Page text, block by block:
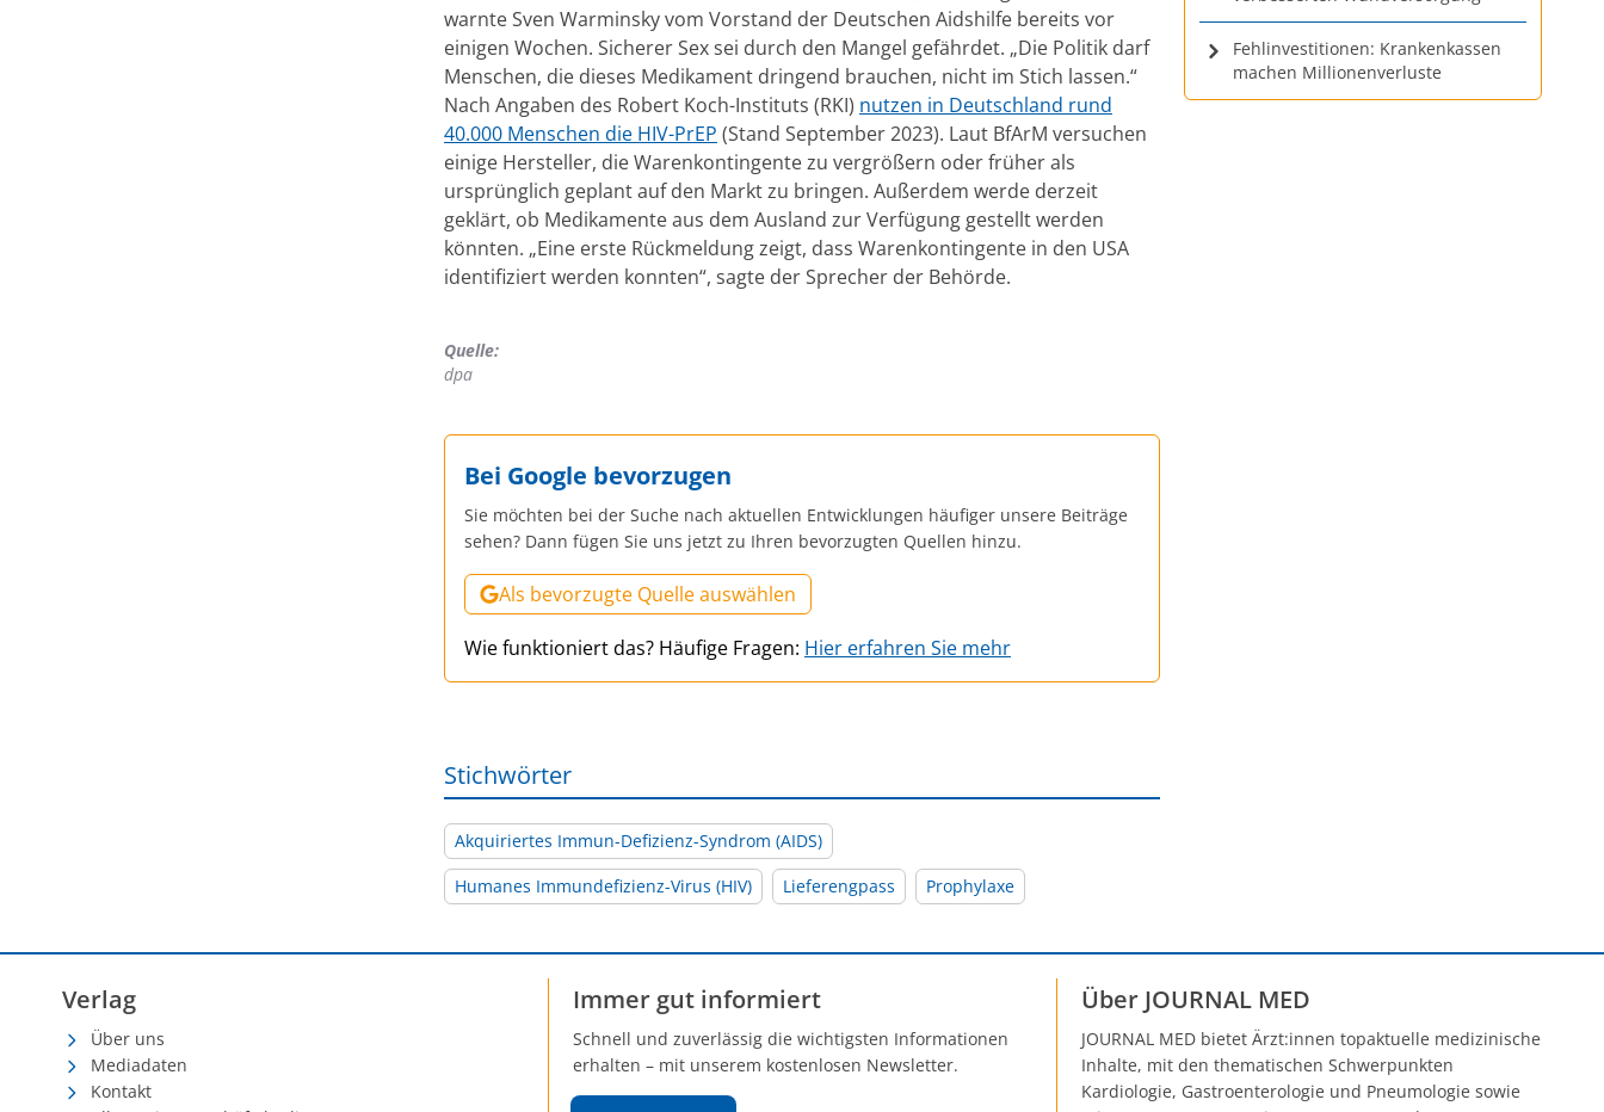
warnte Sven Warminsky vom Vorstand der Deutschen Aidshilfe bereits vor
einigen Wochen. Sicherer Sex sei durch den Mangel gefährdet. „Die Politik darf
Menschen, die dieses Medikament dringend brauchen, nicht im Stich lassen.“
Nach Angaben des Robert Koch-Instituts (RKI) nutzen in Deutschland rund
40.000 Menschen die HIV-PrEP (Stand September 2023). Laut BfArM versuchen
einige Hersteller, die Warenkontingente zu vergrößern oder früher als
ursprünglich geplant auf den Markt zu bringen. Außerdem werde derzeit
geklärt, ob Medikamente aus dem Ausland zur Verfügung gestellt werden
könnten. „Eine erste Rückmeldung zeigt, dass Warenkontingente in den USA
identifiziert werden konnten“, sagte der Sprecher der Behörde.
Quelle:
dpa
Bei Google bevorzugen
Sie möchten bei der Suche nach aktuellen Entwicklungen häufiger unsere Beiträge
sehen? Dann fügen Sie uns jetzt zu Ihren bevorzugten Quellen hinzu.
Als bevorzugte Quelle auswählen
Wie funktioniert das? Häufige Fragen: Hier erfahren Sie mehr
Stichwörter
Akquiriertes Immun-Defizienz-Syndrom (AIDS)
Humanes Immundefizienz-Virus (HIV)
Lieferengpass Prophylaxe
Fehlinvestitionen: Krankenkassen
machen Millionenverluste
Verlag
Über uns
Mediadaten
Kontakt
Immer gut informiert
Schnell und zuverlässig die wichtigsten Informationen
erhalten – mit unserem kostenlosen Newsletter.
Über JOURNAL MED
JOURNAL MED bietet Ärzt:innen topaktuelle medizinische
Inhalte, mit den thematischen Schwerpunkten
Kardiologie, Gastroenterologie und Pneumologie sowie